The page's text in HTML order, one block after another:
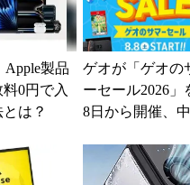
Apple製品
0円で入
は？
ゲオが「ゲオの
ーセール2026」
8日から開催、